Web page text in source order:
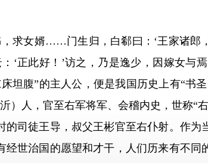
女婿……门生归，白郗曰：‘王家诸郎
‘正此好！’访之，乃是逸少，因嫁女与
坦腹”的主人公，便是我国历史上有“书
）人，官至右军将军、会稽内史，世称“
司徒王导，叔父王彬官至右仆射。作为
世治国的愿望和才干，人们历来有不同